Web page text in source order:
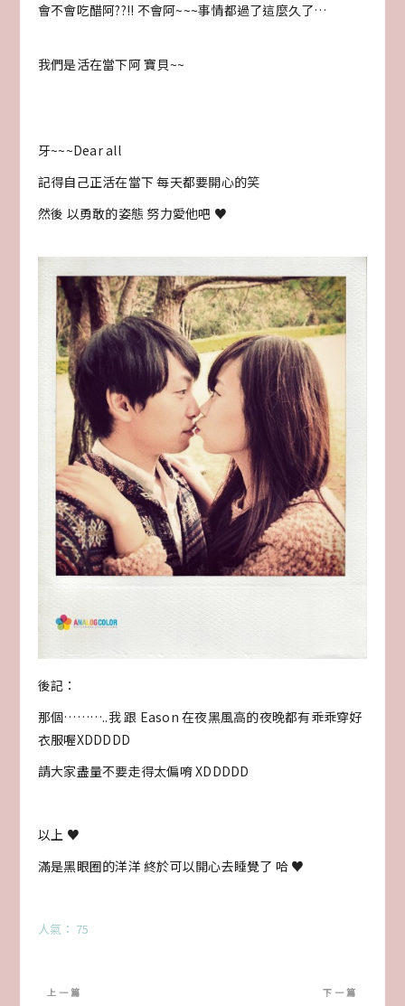
會不會吃醋阿??!! 不會阿~~~事情都過了這麼久了…
我們是活在當下阿 寶貝~~
牙~~~Dear all
記得自己正活在當下 每天都要開心的笑
然後 以勇敢的姿態 努力愛他吧 ♥
後記：
那個………..我 跟 Eason 在夜黑風高的夜晚都有乖乖穿好
衣服喔XDDDDD
請大家盡量不要走得太偏唷 XDDDDD
以上 ♥
滿是黑眼圈的洋洋 終於可以開心去睡覺了 哈 ♥
人氣： 75
文